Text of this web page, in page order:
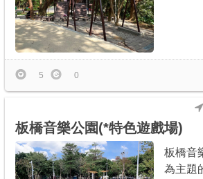
5 0
板橋音樂公園(*特色遊戲場)
板橋音
為主題